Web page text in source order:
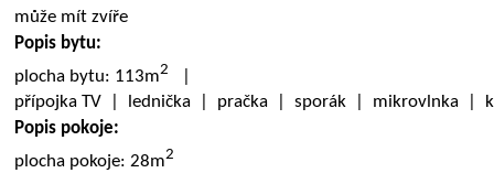
může mít zvíře
Popis bytu:
plocha bytu: 113m2
přípojka TV | lednička | pračka | sporák | mikrovlnka |
Popis pokoje:
plocha pokoje: 28m2